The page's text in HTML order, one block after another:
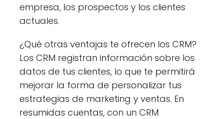
empresa, los prospectos y los clientes
actuales.
¿Qué otras ventajas te ofrecen los CRM?
Los CRM registran información sobre los
datos de tus clientes, lo que te permitirá
mejorar la forma de personalizar tus
estrategias de marketing y ventas. En
resumidas cuentas, con un CRM